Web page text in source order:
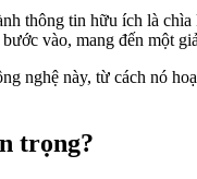
thông tin hữu ích là
vào, mang đến một
nghệ này, từ cách nó
trọng?